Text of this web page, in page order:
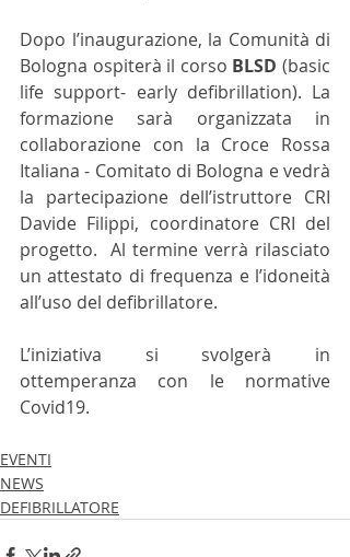
Dopo l’inaugurazione, la Comunità di
Bologna ospiterà il corso BLSD (basic
life support- early defibrillation). La
formazione sarà organizzata in
collaborazione con la Croce Rossa
Italiana - Comitato di Bologna e vedrà
la partecipazione dell’istruttore CRI
Davide Filippi, coordinatore CRI del
progetto.  Al termine verrà rilasciato
un attestato di frequenza e l’idoneità
all’uso del defibrillatore.
L’iniziativa si svolgerà in
ottemperanza con le normative
Covid19.
EVENTI
NEWS
DEFIBRILLATORE